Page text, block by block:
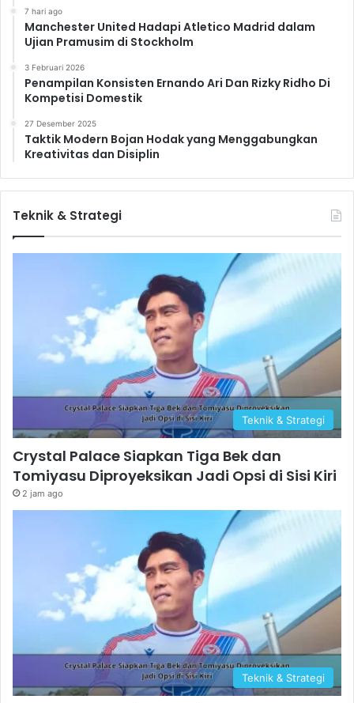
7 hari ago
Manchester United Hadapi Atletico Madrid dalam
Ujian Pramusim di Stockholm
3 Februari 2026
Penampilan Konsisten Ernando Ari Dan Rizky Ridho Di
Kompetisi Domestik
27 Desember 2025
Taktik Modern Bojan Hodak yang Menggabungkan
Kreativitas dan Disiplin
Teknik & Strategi
Teknik & Strategi
Crystal Palace Siapkan Tiga Bek dan
Tomiyasu Diproyeksikan Jadi Opsi di Sisi Kiri
2 jam ago
Teknik & Strategi